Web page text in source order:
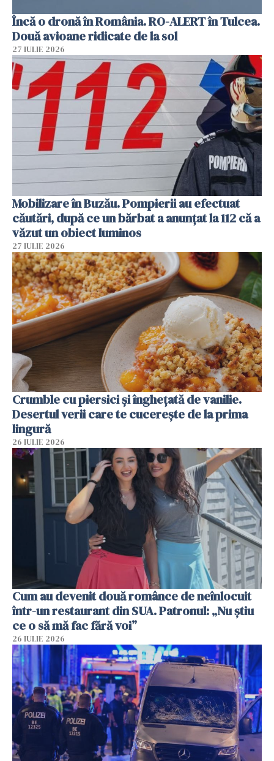
Încă o dronă în România. RO-ALERT în Tulcea.
Două avioane ridicate de la sol
27 IULIE 2026
Mobilizare în Buzău. Pompierii au efectuat
căutări, după ce un bărbat a anunțat la 112 că a
văzut un obiect luminos
27 IULIE 2026
Crumble cu piersici și înghețată de vanilie.
Desertul verii care te cucerește de la prima
lingură
26 IULIE 2026
Cum au devenit două românce de neînlocuit
într-un restaurant din SUA. Patronul: „Nu știu
ce o să mă fac fără voi”
26 IULIE 2026